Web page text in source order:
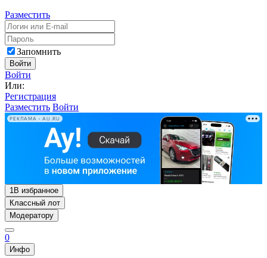
Разместить
Запомнить
Войти
Войти
Или:
Регистрация
Разместить Войти
РЕКЛАМА • AU.RU
1В избранное
Классный лот
Модератору
0
Инфо